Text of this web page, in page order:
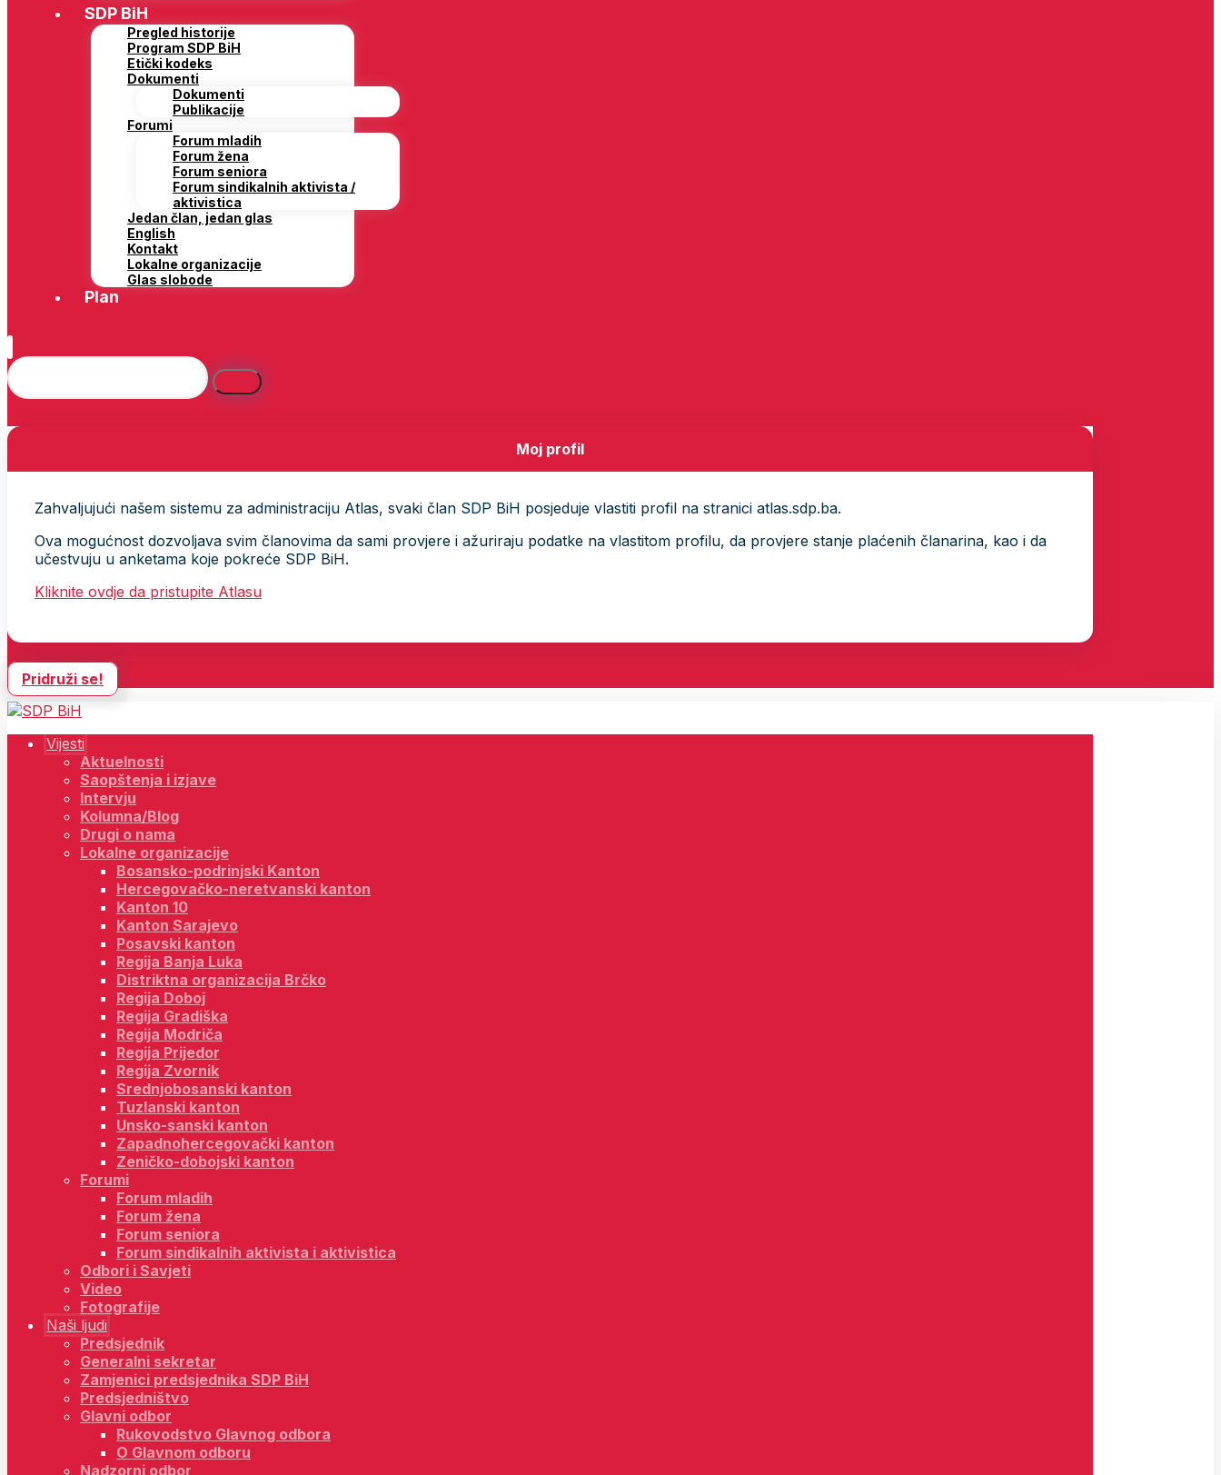
SDP BiH
Pregled historije
Program SDP BiH
Etički kodeks
Dokumenti
Dokumenti
Publikacije
Forumi
Forum mladih
Forum žena
Forum seniora
Forum sindikalnih aktivista /
aktivistica
Jedan član, jedan glas
English
Kontakt
Lokalne organizacije
Glas slobode
Plan
Moj profil
Zahvaljujući našem sistemu za administraciju Atlas, svaki član SDP BiH posjeduje vlastiti profil na stranici atlas.sdp.ba.
Ova mogućnost dozvoljava svim članovima da sami provjere i ažuriraju podatke na vlastitom profilu, da provjere stanje plaćenih članarina, kao i da
učestvuju u anketama koje pokreće SDP BiH.
Kliknite ovdje da pristupite Atlasu
Pridruži se!
Vijesti
Aktuelnosti
Saopštenja i izjave
Intervju
Kolumna/Blog
Drugi o nama
Lokalne organizacije
Bosansko-podrinjski Kanton
Hercegovačko-neretvanski kanton
Kanton 10
Kanton Sarajevo
Posavski kanton
Regija Banja Luka
Distriktna organizacija Brčko
Regija Doboj
Regija Gradiška
Regija Modriča
Regija Prijedor
Regija Zvornik
Srednjobosanski kanton
Tuzlanski kanton
Unsko-sanski kanton
Zapadnohercegovački kanton
Zeničko-dobojski kanton
Forumi
Forum mladih
Forum žena
Forum seniora
Forum sindikalnih aktivista i aktivistica
Odbori i Savjeti
Video
Fotografije
Naši ljudi
Predsjednik
Generalni sekretar
Zamjenici predsjednika SDP BiH
Predsjedništvo
Glavni odbor
Rukovodstvo Glavnog odbora
O Glavnom odboru
Nadzorni odbor